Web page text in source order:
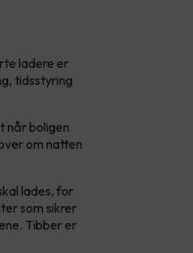
ladere er
tidsstyring
når boligen
om natten
lades, for
som sikrer
Tibber er